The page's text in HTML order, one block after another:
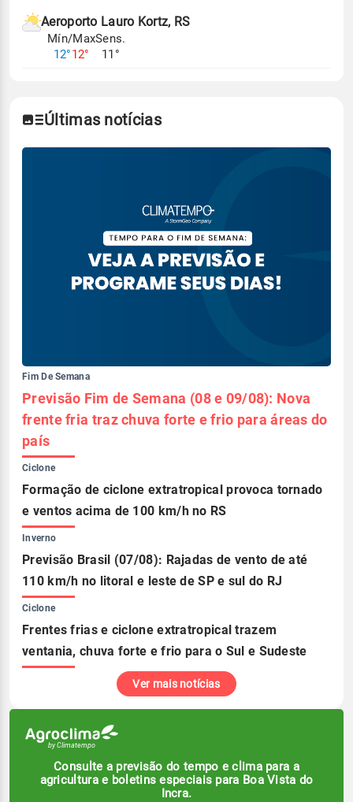
Aeroporto Lauro Kortz, RS
Mín/Max
12°12°
Sens.
11°
Últimas notícias
Fim De Semana
Previsão Fim de Semana (08 e 09/08): Nova
frente fria traz chuva forte e frio para áreas do
país
Ciclone
Formação de ciclone extratropical provoca tornado
e ventos acima de 100 km/h no RS
Inverno
Previsão Brasil (07/08): Rajadas de vento de até
110 km/h no litoral e leste de SP e sul do RJ
Ciclone
Frentes frias e ciclone extratropical trazem
ventania, chuva forte e frio para o Sul e Sudeste
Ver mais notícias
Consulte a previsão do tempo e clima para a
agricultura e boletins especiais para Boa Vista do
Incra.